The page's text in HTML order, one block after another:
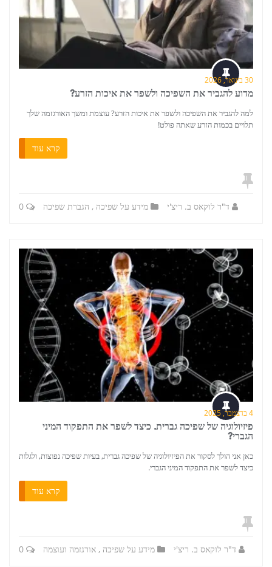
30 בינואר, 2026
מדוע להגביר את השפיכה ולשפר את איכות הזרע?
למה להגביר את השפיכה ולשפר את איכות הזרע? עוצמת ומשך האורגזמה שלך
תלויים בכמות הזרע שאתה פולט!
קרא עוד
ד"ר לוקאס ב. ריצ'י מידע על שפיכה , הגברת שפיכה
4 בדצמבר, 2025
פיזיולוגיה של שפיכה גברית. כיצד לשפר את התפקוד המיני
הגברי?
כאן אני הולך לסקור את הפיזיולוגיה של שפיכה גברית, בעיות שפיכה נפוצות, ולגלות
כיצד לשפר את התפקוד המיני הגברי.
קרא עוד
ד"ר לוקאס ב. ריצ'י מידע על שפיכה , אורגזמה ועוצמה